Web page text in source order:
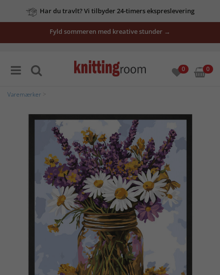
Har du travlt? Vi tilbyder 24-timers ekspreslevering
Fyld sommeren med kreative stunder →
0 0
Varemærker